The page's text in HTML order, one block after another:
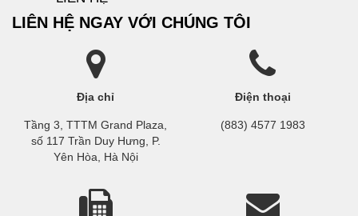
LIÊN HỆ NGAY VỚI CHÚNG TÔI
Địa chỉ
Tầng 3, TTTM Grand Plaza,
số 117 Trần Duy Hưng, P.
Yên Hòa, Hà Nội
Điện thoại
(883) 4577 1983